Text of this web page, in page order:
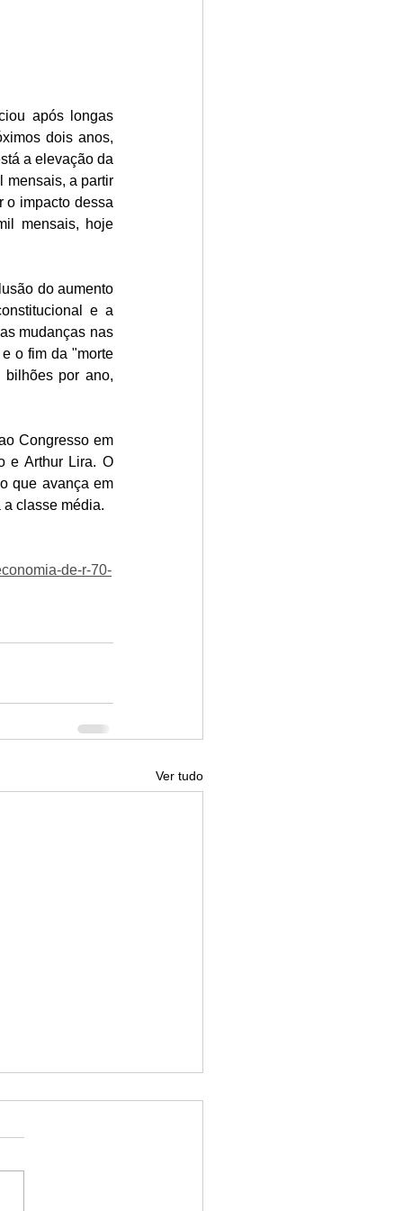
após longas
dois anos,
a elevação da
mensais, a partir
o impacto dessa
mensais, hoje
do aumento
e a
mudanças nas
o fim da "morte
por ano,
Congresso em
e Arthur Lira. O
que avança em
classe média.
de-r-70-
Ver tudo